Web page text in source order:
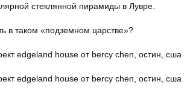
стеклянной пирамиды в Лувре.
в таком «подземном царстве»?